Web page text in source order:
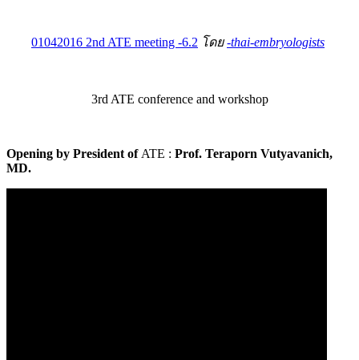
01042016 2nd ATE meeting -6.2 โดย-thai-embryologists
3rd ATE conference and workshop
Opening by President of ATE : Prof. Teraporn Vutyavanich,
MD.